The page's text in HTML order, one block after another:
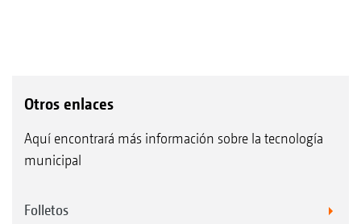
Otros enlaces
Aquí encontrará más información sobre la tecnología
municipal
Folletos